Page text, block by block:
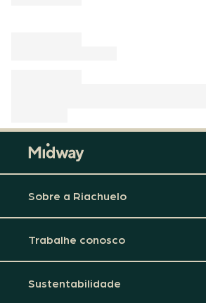
Sobre a Riachuelo
Trabalhe conosco
Sustentabilidade